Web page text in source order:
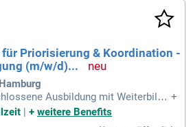
Priorisierung & Koordination -
(m/w/d)...
Ausbildung mit Weiterbildu
Techniker in Bautechnik (Tiefba
+
+ weitere Benefits